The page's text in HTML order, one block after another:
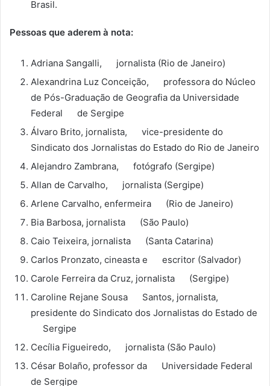
Brasil.
Pessoas que aderem à nota:
Adriana Sangalli, jornalista (Rio de Janeiro)
Alexandrina Luz Conceição, professora do Núcleo
de Pós-Graduação de Geografia da Universidade
Federal de Sergipe
Álvaro Brito, jornalista, vice-presidente do
Sindicato dos Jornalistas do Estado do Rio de Janeiro
Alejandro Zambrana, fotógrafo (Sergipe)
Allan de Carvalho, jornalista (Sergipe)
Arlene Carvalho, enfermeira (Rio de Janeiro)
Bia Barbosa, jornalista (São Paulo)
Caio Teixeira, jornalista (Santa Catarina)
Carlos Pronzato, cineasta e escritor (Salvador)
Carole Ferreira da Cruz, jornalista (Sergipe)
Caroline Rejane Sousa Santos, jornalista,
presidente do Sindicato dos Jornalistas do Estado de
Sergipe
Cecília Figueiredo, jornalista (São Paulo)
César Bolaño, professor da Universidade Federal
de Sergipe